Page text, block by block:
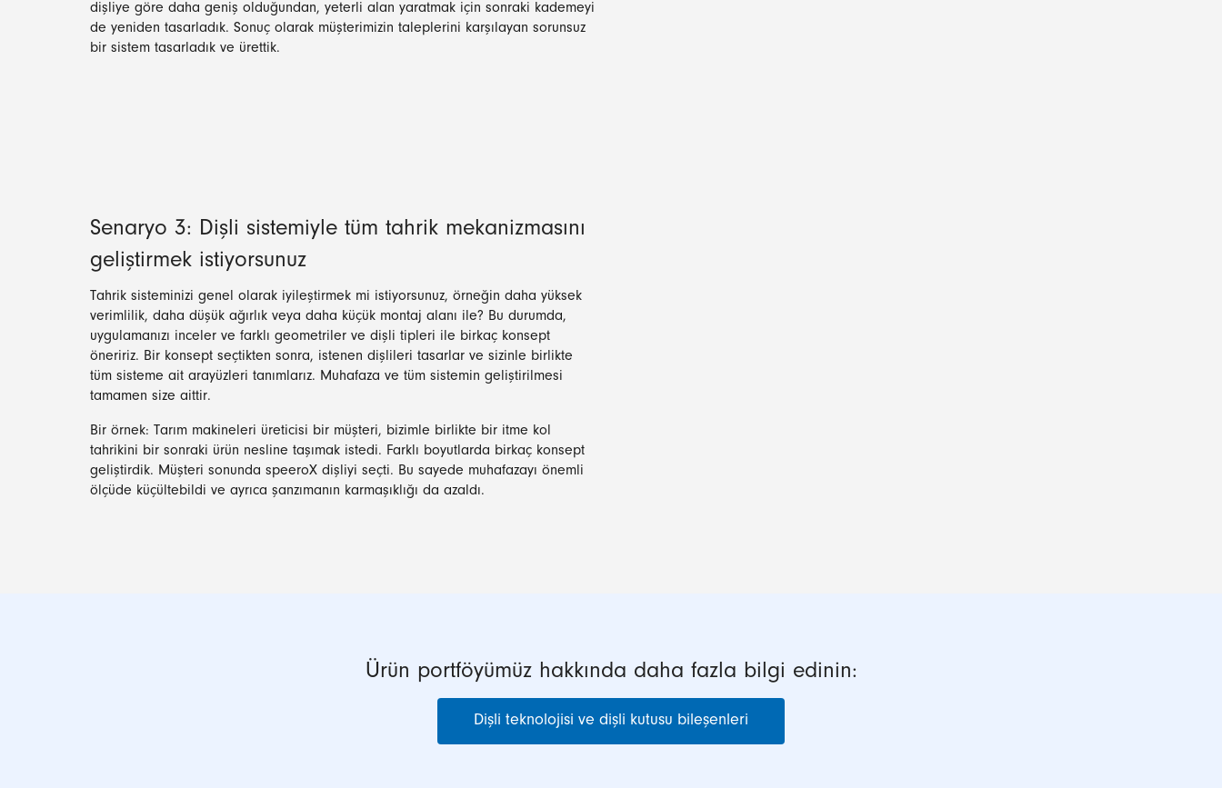
dişliye göre daha geniş olduğundan, yeterli alan yaratmak için sonraki kademeyi
de yeniden tasarladık. Sonuç olarak müşterimizin taleplerini karşılayan sorunsuz
bir sistem tasarladık ve ürettik.
Senaryo 3: Dişli sistemiyle tüm tahrik mekanizmasını
geliştirmek istiyorsunuz
Tahrik sisteminizi genel olarak iyileştirmek mi istiyorsunuz, örneğin daha yüksek
verimlilik, daha düşük ağırlık veya daha küçük montaj alanı ile? Bu durumda,
uygulamanızı inceler ve farklı geometriler ve dişli tipleri ile birkaç konsept
öneririz. Bir konsept seçtikten sonra, istenen dişlileri tasarlar ve sizinle birlikte
tüm sisteme ait arayüzleri tanımlarız. Muhafaza ve tüm sistemin geliştirilmesi
tamamen size aittir.
Bir örnek: Tarım makineleri üreticisi bir müşteri, bizimle birlikte bir itme kol
tahrikini bir sonraki ürün nesline taşımak istedi. Farklı boyutlarda birkaç konsept
geliştirdik. Müşteri sonunda speeroX dişliyi seçti. Bu sayede muhafazayı önemli
ölçüde küçültebildi ve ayrıca şanzımanın karmaşıklığı da azaldı.
Ürün portföyümüz hakkında daha fazla bilgi edinin:
Dişli teknolojisi ve dişli kutusu bileşenleri